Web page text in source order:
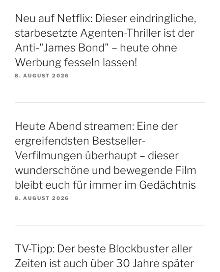
Neu auf Netflix: Dieser eindringliche,
starbesetzte Agenten-Thriller ist der
Anti-"James Bond" – heute ohne
Werbung fesseln lassen!
8. AUGUST 2026
Heute Abend streamen: Eine der
ergreifendsten Bestseller-
Verfilmungen überhaupt – dieser
wunderschöne und bewegende Film
bleibt euch für immer im Gedächtnis
8. AUGUST 2026
TV-Tipp: Der beste Blockbuster aller
Zeiten ist auch über 30 Jahre später